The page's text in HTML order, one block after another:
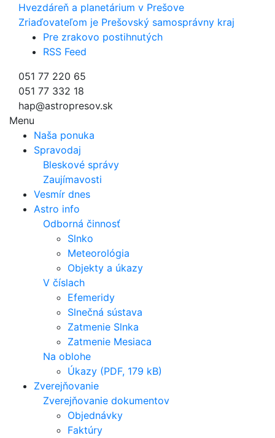
Hvezdáreň a planetárium v Prešove
Zriaďovateľom je Prešovský samosprávny kraj
Pre zrakovo postihnutých
RSS Feed
051 77 220 65
051 77 332 18
hap@astropresov.sk
Menu
Naša ponuka
Spravodaj
Bleskové správy
Zaujímavosti
Vesmír dnes
Astro info
Odborná činnosť
Slnko
Meteorológia
Objekty a úkazy
V číslach
Efemeridy
Slnečná sústava
Zatmenie Slnka
Zatmenie Mesiaca
Na oblohe
Úkazy (PDF, 179 kB)
Zverejňovanie
Zverejňovanie dokumentov
Objednávky
Faktúry